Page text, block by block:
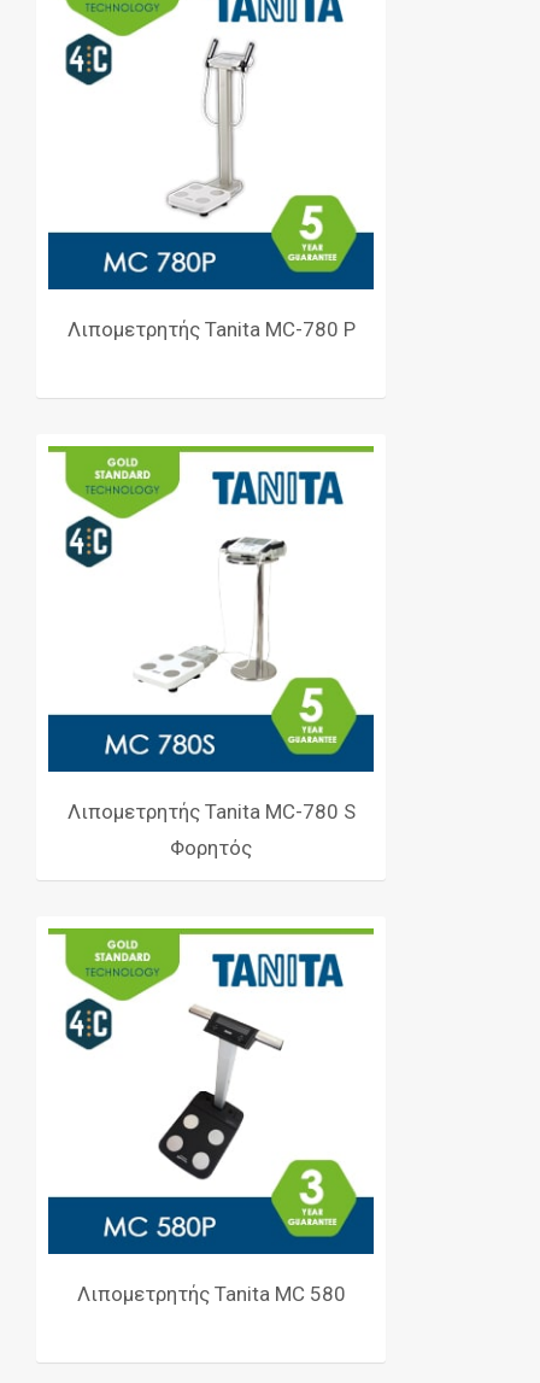
Λιπομετρητής Tanita MC-780 P
Λιπομετρητής Tanita MC-780 S
Φορητός
Λιπομετρητής Tanita MC 580